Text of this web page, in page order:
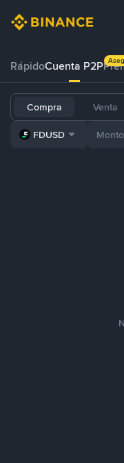
RápidoCuenta P2P
Compra Venta
FDUSD